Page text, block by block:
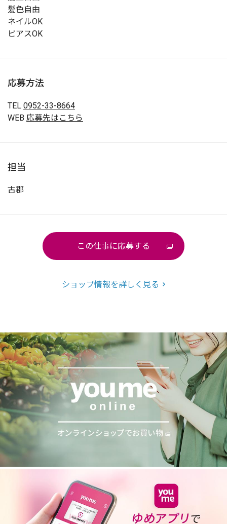
髪色自由
ネイルOK
ピアスOK
応募方法
TEL 0952-33-8664
WEB 応募先はこちら
担当
古郡
この仕事に応募する
ショップ情報を詳しく見る